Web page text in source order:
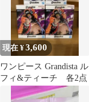
現在 ¥3,600
ワンピース Grandista ル
フィ&ティーチ 各2点